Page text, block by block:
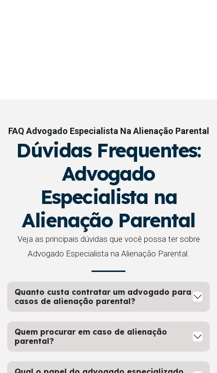
FAQ Advogado Especialista Na Alienação Parental
Dúvidas Frequentes:
Advogado
Especialista na
Alienação Parental
Veja as principais dúvidas que você possa ter sobre
Advogado Especialista na Alienação Parental.
Quanto custa contratar um advogado para
casos de alienação parental?
Quem procurar em caso de alienação
parental?